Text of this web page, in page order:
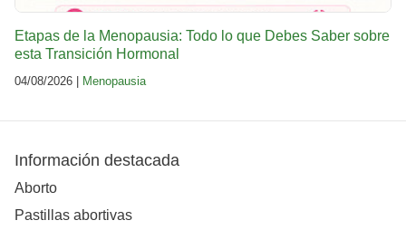
Etapas de la Menopausia: Todo lo que Debes Saber sobre
esta Transición Hormonal
04/08/2026 | Menopausia
Información destacada
Aborto
Pastillas abortivas